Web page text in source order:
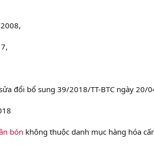
đổi bổ sung 39/2018/TT-BTC ngày 20/
bón không thuộc danh mục hàng hóa